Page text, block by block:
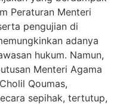
Peraturan Menteri
pengujian di
adanya
hukum. Namun,
Menteri Agama
Qoumas,
sepihak, tertutup,